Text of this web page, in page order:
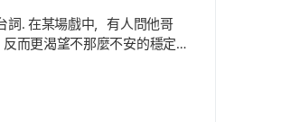
詞. 在某場戲中，有人問他哥
反而更渴望不那麼不安的穩定